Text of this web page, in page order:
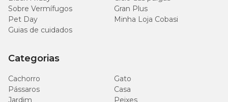
Sobre Vermífugos
Gran Plus
Pet Day
Minha Loja Cobasi
Guias de cuidados
Categorias
Cachorro
Gato
Pássaros
Casa
Jardim
Peixes